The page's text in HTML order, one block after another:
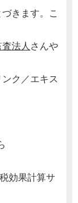
きます。こ
査法人 さんや
ク／エキス
効果計算サ